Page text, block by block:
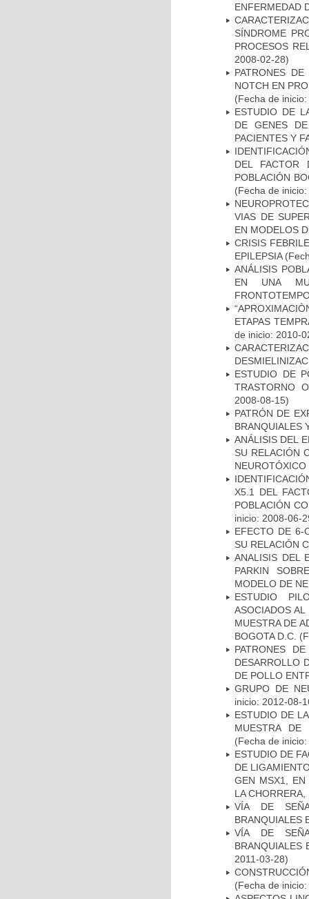
ENFERMEDAD
SÍNDROME
PROCESOS
2008-02-28)
PATRONES
NOTCH EN
(Fecha de
ESTUDIO DE
DE GENES
PACIENTES Y
DEL FACTOR
POBLACIÓN
(Fecha de
VIAS DE
EN MODELOS
CRISIS
EPILEPSIA
ANÁLISIS
EN UNA
ETAPAS
de inicio: 2010-
ESTUDIO DE
TRASTORNO
2008-08-15)
PATRÓN DE
BRANQUIALES
ANÁLISIS DEL
SU RELACIÓN
NEUROTÓXICO
X5.1 DEL
POBLACIÓN
inicio: 2008-06-
EFECTO DE 6-
SU RELACIÓN
ANALISIS DEL
PARKIN
MODELO DE
ESTUDIO
ASOCIADOS
MUESTRA DE
BOGOTA D.C.
PATRONES
DESARROLLO
DE POLLO
GRUPO DE
inicio: 2012-08-
ESTUDIO DE
MUESTRA DE
(Fecha de
ESTUDIO DE
DE
GEN MSX1, EN
LA
VÍA DE
BRANQUIALES
VÍA DE
BRANQUIALES
2011-03-28)
(Fecha de